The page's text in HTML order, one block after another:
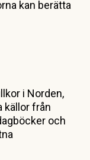
kan berätta
i Norden,
källor från
och